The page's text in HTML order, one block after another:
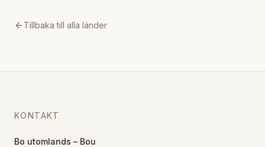
Tillbaka till alla länder
KONTAKT
Bo utomlands – Bou